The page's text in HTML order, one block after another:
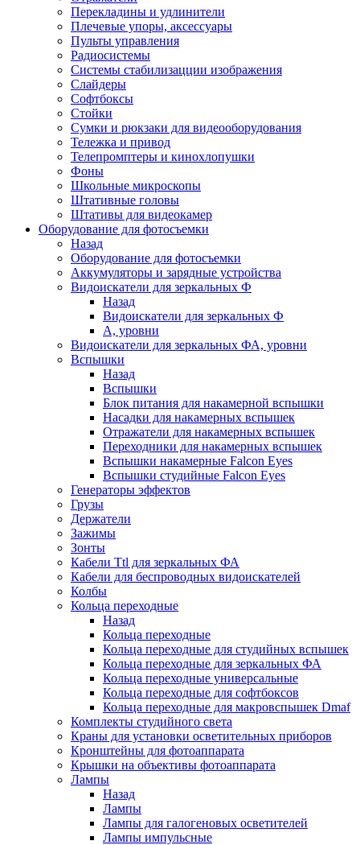
Перекладины и удлинители
Плечевые упоры, аксессуары
Пульты управления
Радиосистемы
Системы стабилизацции изображения
Слайдеры
Софтбоксы
Стойки
Сумки и рюкзаки для видеооборудования
Тележка и привод
Телепромптеры и кинохлопушки
Фоны
Школьные микроскопы
Штативные головы
Штативы для видеокамер
Оборудование для фотосъемки
Назад
Оборудование для фотосъемки
Аккумуляторы и зарядные устройства
Видоискатели для зеркальных Ф
Назад
Видоискатели для зеркальных Ф
А, уровни
Видоискатели для зеркальных ФА, уровни
Вспышки
Назад
Вспышки
Блок питания для накамерной вспышки
Насадки для накамерных вспышек
Отражатели для накамерных вспышек
Переходники для накамерных вспышек
Вспышки накамерные Falcon Eyes
Вспышки студийные Falcon Eyes
Генераторы эффектов
Грузы
Держатели
Зажимы
Зонты
Кабели Ttl для зеркальных ФА
Кабели для беспроводных видоискателей
Колбы
Кольца переходные
Назад
Кольца переходные
Кольца переходные для студийных вспышек
Кольца переходные для зеркальных ФА
Кольца переходные универсальные
Кольца переходные для софтбоксов
Кольца переходные для макровспышек Dmaf
Комплекты студийного света
Краны для установки осветительных приборов
Кронштейны для фотоаппарата
Крышки на объективы фотоаппарата
Лампы
Назад
Лампы
Лампы для галогеновых осветителей
Лампы импульсные